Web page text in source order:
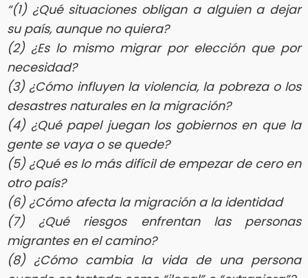
“(1) ¿Qué situaciones obligan a alguien a dejar
su país, aunque no quiera?
(2) ¿Es lo mismo migrar por elección que por
necesidad?
(3) ¿Cómo influyen la violencia, la pobreza o los
desastres naturales en la migración?
(4) ¿Qué papel juegan los gobiernos en que la
gente se vaya o se quede?
(5) ¿Qué es lo más difícil de empezar de cero en
otro país?
(6) ¿Cómo afecta la migración a la identidad
(7) ¿Qué riesgos enfrentan las personas
migrantes en el camino?
(8) ¿Cómo cambia la vida de una persona